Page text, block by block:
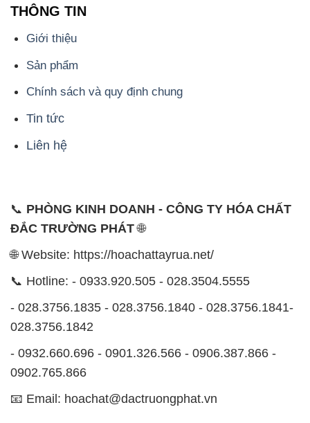
THÔNG TIN
Giới thiệu
Sản phẩm
Chính sách và quy định chung
Tin tức
Liên hệ
📞 PHÒNG KINH DOANH - CÔNG TY HÓA CHẤT
ĐẮC TRƯỜNG PHÁT🌐
🌐 Website: https://hoachattayrua.net/
📞 Hotline: - 0933.920.505 - 028.3504.5555
- 028.3756.1835 - 028.3756.1840 - 028.3756.1841-
028.3756.1842
- 0932.660.696 - 0901.326.566 - 0906.387.866 -
0902.765.866
📧 Email: hoachat@dactruongphat.vn